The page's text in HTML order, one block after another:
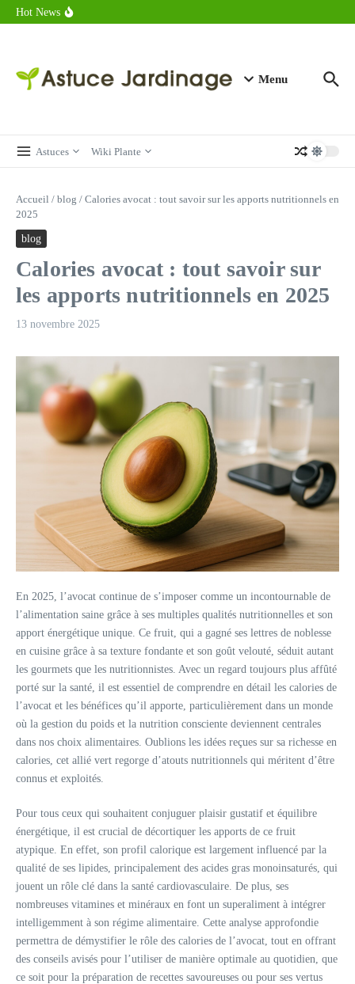
Aller au contenu
Hot News
Combien de calories dans un croque monsieur en 2025 ?
Menu
Astuces Wiki Plante
Accueil / blog / Calories avocat : tout savoir sur les apports nutritionnels en
2025
blog
Calories avocat : tout savoir sur
les apports nutritionnels en 2025
13 novembre 2025
En 2025, l’avocat continue de s’imposer comme un incontournable de
l’alimentation saine grâce à ses multiples qualités nutritionnelles et son
apport énergétique unique. Ce fruit, qui a gagné ses lettres de noblesse
en cuisine grâce à sa texture fondante et son goût velouté, séduit autant
les gourmets que les nutritionnistes. Avec un regard toujours plus affûté
porté sur la santé, il est essentiel de comprendre en détail les calories de
l’avocat et les bénéfices qu’il apporte, particulièrement dans un monde
où la gestion du poids et la nutrition consciente deviennent centrales
dans nos choix alimentaires. Oublions les idées reçues sur sa richesse en
calories, cet allié vert regorge d’atouts nutritionnels qui méritent d’être
connus et exploités.
Pour tous ceux qui souhaitent conjuguer plaisir gustatif et équilibre
énergétique, il est crucial de décortiquer les apports de ce fruit
atypique. En effet, son profil calorique est largement influencé par la
qualité de ses lipides, principalement des acides gras monoinsaturés, qui
jouent un rôle clé dans la santé cardiovasculaire. De plus, ses
nombreuses vitamines et minéraux en font un superaliment à intégrer
intelligemment à son régime alimentaire. Cette analyse approfondie
permettra de démystifier le rôle des calories de l’avocat, tout en offrant
des conseils avisés pour l’utiliser de manière optimale au quotidien, que
ce soit pour la préparation de recettes savoureuses ou pour ses vertus